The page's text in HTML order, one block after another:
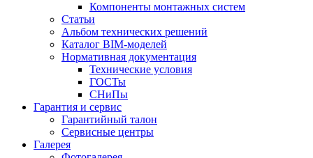
Компоненты монтажных систем
Статьи
Альбом технических решений
Каталог BIM-моделей
Нормативная документация
Технические условия
ГОСТы
СНиПы
Гарантия и сервис
Гарантийный талон
Сервисные центры
Галерея